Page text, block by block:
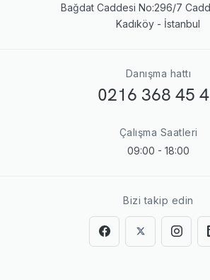
Bağdat Caddesi No:296/7
Kadıköy - İstanbul
Danışma hattı
0216 368 45
Çalışma Saatleri
09:00 - 18:00
Bizi takip edin